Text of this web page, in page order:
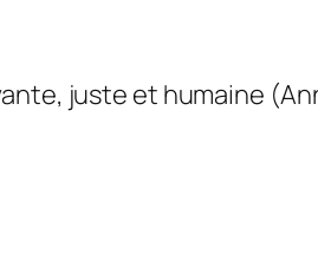
juste et humaine